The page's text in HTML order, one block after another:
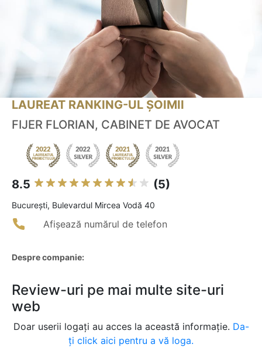
LAUREAT RANKING-UL ȘOIMII
FIJER FLORIAN, CABINET DE AVOCAT
8.5 (5)
Bucureşti, Bulevardul Mircea Vodă 40
Afișează numărul de telefon
Despre companie:
Review-uri pe mai multe site-uri
web
Doar userii logați au acces la această informație. Da-
ți click aici pentru a vă loga.